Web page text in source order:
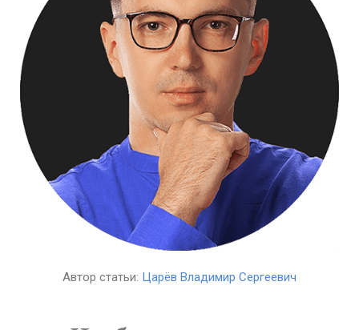
Автор статьи: Царёв Владимир Сергеевич